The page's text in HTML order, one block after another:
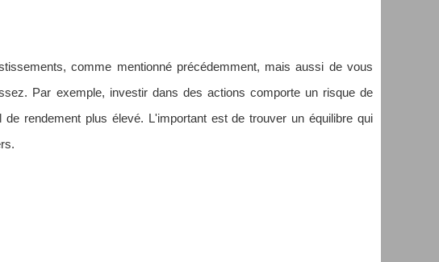
comme mentionné précédemment, mais aussi de vous
Par exemple, investir dans des actions comporte un risque de
rendement plus élevé. L'important est de trouver un équilibre qui